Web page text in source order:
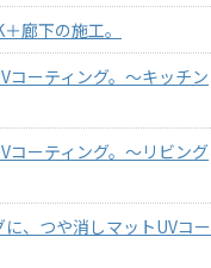
廊下の施工。
コーティング。～キッチン
コーティング。～リビング
、つや消しマットUVコー